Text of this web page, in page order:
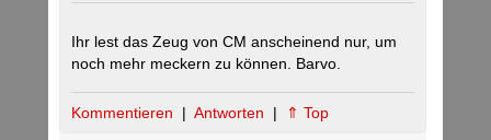
Ihr lest das Zeug von CM anscheinend nur, um
noch mehr meckern zu können. Barvo.
Kommentieren | Antworten | ⇑ Top